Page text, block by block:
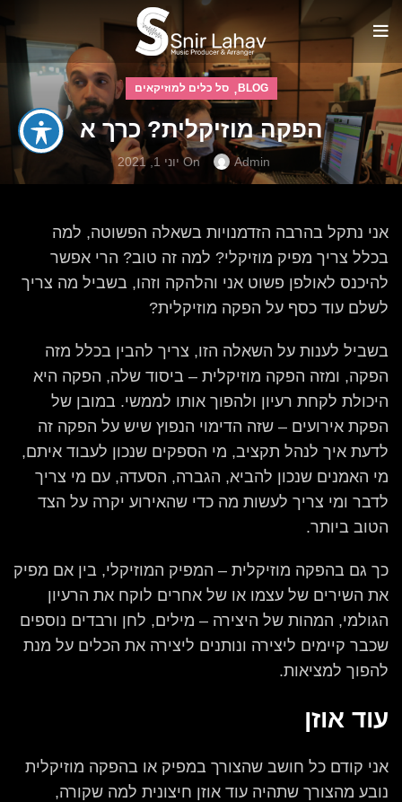
BLOG
,סל כלים למוזיקאים
הפקה מוזיקלית? כרך א
Admin On יוני 1, 2021
אני נתקל בהרבה הזדמנויות בשאלה הפשוטה, למה
בכלל צריך מפיק מוזיקלי? למה זה טוב? הרי אפשר
להיכנס לאולפן פשוט אני והלהקה וזהו, בשביל מה צריך
לשלם עוד כסף על הפקה מוזיקלית?
בשביל לענות על השאלה הזו, צריך להבין בכלל מזה
הפקה, ומזה הפקה מוזיקלית – ביסוד שלה, הפקה היא
היכולת לקחת רעיון ולהפוך אותו לממשי. במובן של
הפקת אירועים – שזה הדימוי הנפוץ שיש על הפקה זה
לדעת איך לנהל תקציב, מי הספקים שנכון לעבוד איתם,
מי האמנים שנכון להביא, הגברה, הסעדה, עם מי צריך
לדבר ומי צריך לעשות מה כדי שהאירוע יקרה על הצד
הטוב ביותר.
כך גם בהפקה מוזיקלית – המפיק המוזיקלי, בין אם מפיק
את השירים של עצמו או של אחרים לוקח את הרעיון
הגולמי, המהות של היצירה – מילים, לחן ורבדים נוספים
שכבר קיימים ליצירה ונותנים ליצירה את הכלים על מנת
להפוך למציאות.
עוד אוזן
אני קודם כל חושב שהצורך במפיק או בהפקה מוזיקלית
נובע מהצורך שתהיה עוד אוזן חיצונית למה שקורה,